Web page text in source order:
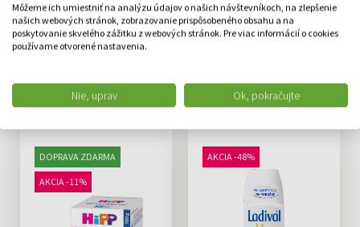
Môžeme ich umiestniť na analýzu údajov o našich návštevníkoch, na zlepšenie
našich webových stránok, zobrazovanie prispôsobeného obsahu a na
poskytovanie skvelého zážitku z webových stránok. Pre viac informácií o cookies
používame otvorené nastavenia.
Nie, uprav Ok, pokračujte
DO KOŠÍKA
ODPORÚČAME
DOPRAVA ZDARMA
AKCIA -11%
AKCIA -48%